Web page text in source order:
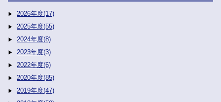
2026年度(17)
2025年度(55)
2024年度(8)
2023年度(3)
2022年度(6)
2020年度(85)
2019年度(47)